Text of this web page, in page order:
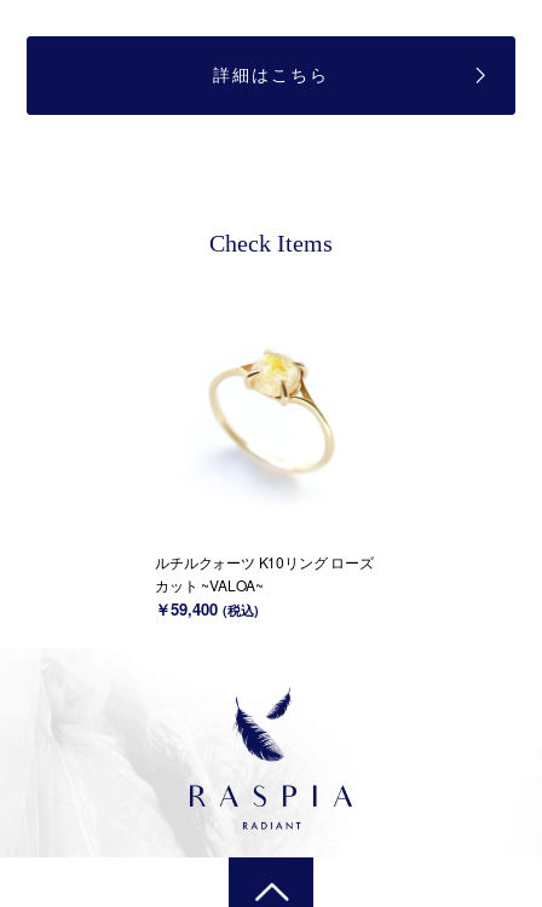
詳細はこちら
Check Items
ルチルクォーツ K10リング ローズ
カット ~VALOA~
￥59,400(税込)